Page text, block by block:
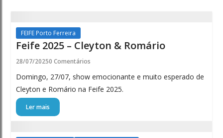
FEIFE Porto Ferreira
Feife 2025 – Cleyton & Romário
28/07/20250 Comentários
Domingo, 27/07, show emocionante e muito esperado de
Cleyton e Romário na Feife 2025.
Ler mais